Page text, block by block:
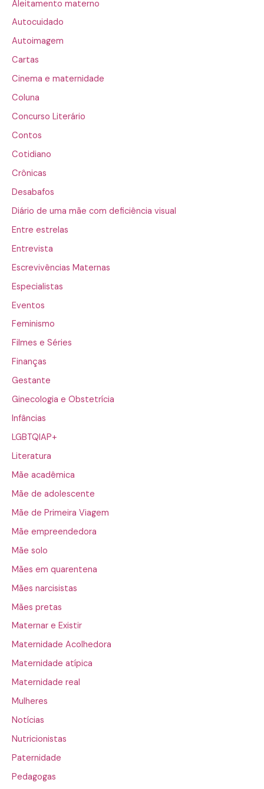
Aleitamento materno
Autocuidado
Autoimagem
Cartas
Cinema e maternidade
Coluna
Concurso Literário
Contos
Cotidiano
Crônicas
Desabafos
Diário de uma mãe com deficiência visual
Entre estrelas
Entrevista
Escrevivências Maternas
Especialistas
Eventos
Feminismo
Filmes e Séries
Finanças
Gestante
Ginecologia e Obstetrícia
Infâncias
LGBTQIAP+
Literatura
Mãe acadêmica
Mãe de adolescente
Mãe de Primeira Viagem
Mãe empreendedora
Mãe solo
Mães em quarentena
Mães narcisistas
Mães pretas
Maternar e Existir
Maternidade Acolhedora
Maternidade atípica
Maternidade real
Mulheres
Notícias
Nutricionistas
Paternidade
Pedagogas